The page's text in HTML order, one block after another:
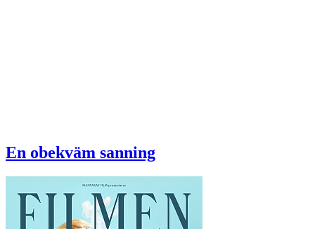
En obekväm sanning